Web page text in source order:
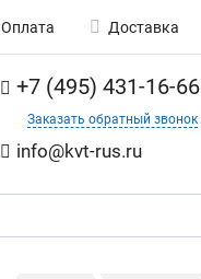
Оплата Доставка
+7 (495) 431-16-66
Заказать обратный звонок
info@kvt-rus.ru